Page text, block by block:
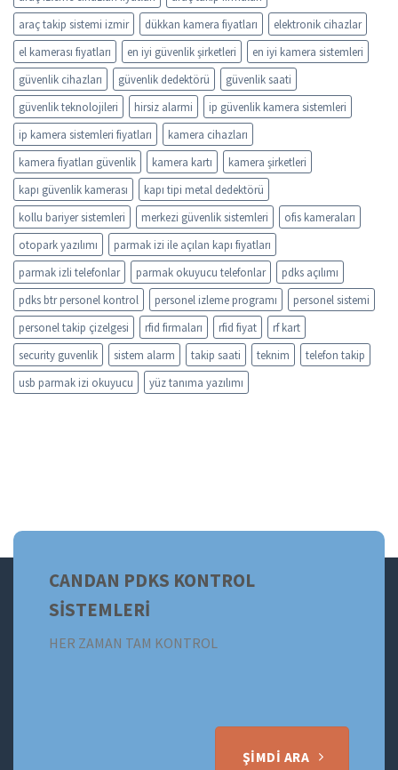
araç takip sistemi izmir
dükkan kamera fiyatları
elektronik cihazlar
el kamerası fiyatları
en iyi güvenlik şirketleri
en iyi kamera sistemleri
güvenlik cihazları
güvenlik dedektörü
güvenlik saati
güvenlik teknolojileri
hirsiz alarmi
ip güvenlik kamera sistemleri
ip kamera sistemleri fiyatları
kamera cihazları
kamera fiyatları güvenlik
kamera kartı
kamera şirketleri
kapı güvenlik kamerası
kapı tipi metal dedektörü
kollu bariyer sistemleri
merkezi güvenlik sistemleri
ofis kameraları
otopark yazılımı
parmak izi ile açılan kapı fiyatları
parmak izli telefonlar
parmak okuyucu telefonlar
pdks açılımı
pdks btr personel kontrol
personel izleme programı
personel sistemi
personel takip çizelgesi
rfid firmaları rfid fiyat
rf kart
security guvenlik
sistem alarm takip saati teknim
telefon takip
usb parmak izi okuyucu
yüz tanıma yazılımı
CANDAN PDKS KONTROL
SİSTEMLERİ
HER ZAMAN TAM KONTROL
ŞIMDI ARA